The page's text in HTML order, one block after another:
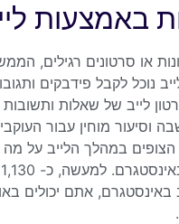
באמצעות
או סרטונים רגילים,
נוכל לקבל פידבקים
סרטון לייב של שאלות
וסיעור מוחין עבור
הצופים במהלך הלייב על
באינסטגרם, אתם